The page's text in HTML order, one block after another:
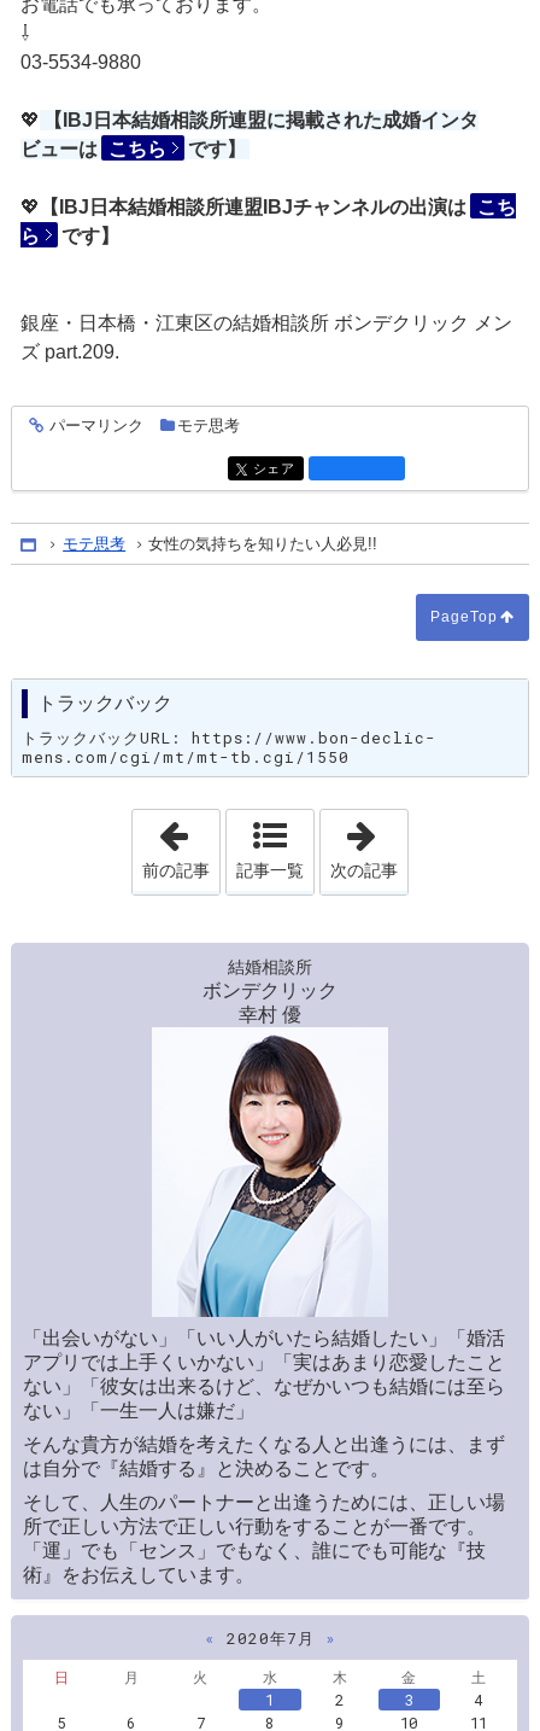
⇩
03-5534-9880
💖
【IBJ日本結婚相談所連盟に掲載された成婚インタ
ビューは
こちら です】
💖 【IBJ日本結婚相談所連盟IBJチャンネルの出演は
こち
ら
です】
銀座・日本橋・江東区の結婚相談所 ボンデクリック メン
ズ part.209.
entry1563
パーマリンク モテ思考
entry1563
シェア
Home
モテ思考 女性の気持ちを知りたい人必見!!
PageTop
トラックバック
トラックバックURL: https://www.bon-declic-
mens.com/cgi/mt/mt-tb.cgi/1550
「年下女性にモテたい方必見!!」
前の記事 記事一覧 次の記事
結婚相談所
ボンデクリック
幸村 優
「出会いがない」「いい人がいたら結婚したい」「婚活
アプリでは上手くいかない」「実はあまり恋愛したこと
ない」「彼女は出来るけど、なぜかいつも結婚には至ら
ない」「一生一人は嫌だ」
そんな貴方が結婚を考えたくなる人と出逢うには、まず
は自分で『結婚する』と決めることです。
そして、人生のパートナーと出逢うためには、正しい場
所で正しい方法で正しい行動をすることが一番です。
「運」でも「センス」でもなく、誰にでも可能な『技
術』をお伝えしています。
« 2020年7月
»
日
月 火 水 木 金
土
1
2 3
4
5
6 7 8 9 10
11